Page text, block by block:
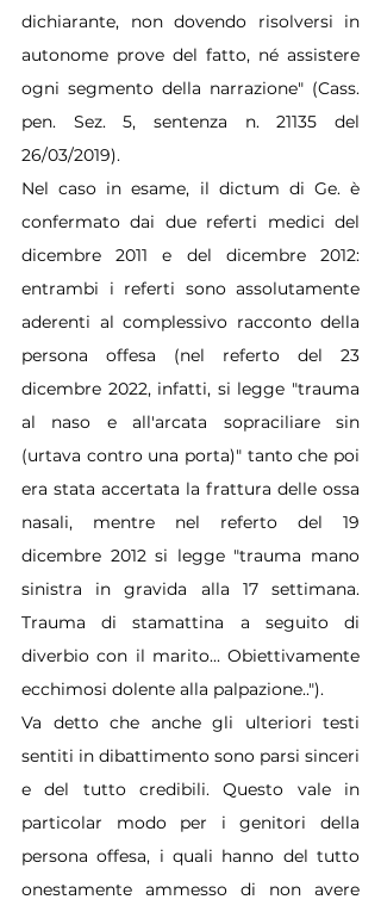
dichiarante, non dovendo risolversi in
autonome prove del fatto, né assistere
ogni segmento della narrazione" (Cass.
pen. Sez. 5, sentenza n. 21135 del
26/03/2019).
Nel caso in esame, il dictum di Ge. è
confermato dai due referti medici del
dicembre 2011 e del dicembre 2012:
entrambi i referti sono assolutamente
aderenti al complessivo racconto della
persona offesa (nel referto del 23
dicembre 2022, infatti, si legge "trauma
al naso e all'arcata sopraciliare sin
(urtava contro una porta)" tanto che poi
era stata accertata la frattura delle ossa
nasali, mentre nel referto del 19
dicembre 2012 si legge "trauma mano
sinistra in gravida alla 17 settimana.
Trauma di stamattina a seguito di
diverbio con il marito... Obiettivamente
ecchimosi dolente alla palpazione..").
Va detto che anche gli ulteriori testi
sentiti in dibattimento sono parsi sinceri
e del tutto credibili. Questo vale in
particolar modo per i genitori della
persona offesa, i quali hanno del tutto
onestamente ammesso di non avere